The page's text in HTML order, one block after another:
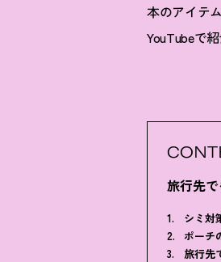
本のアイテ
YouTubeで
旅行先
シミ対
ポーチ
旅行先